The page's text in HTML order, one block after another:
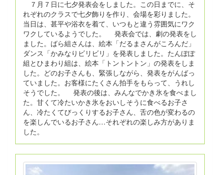
７月７日に七夕発表会をしました。この日までに、そ
れぞれのクラスで七夕飾りを作り、会場を彩りました。
当日は、甚平や浴衣を着て、いつもと違う雰囲気にワク
ワクしているようでした。 発表会では、劇の発表をし
ました。ばら組さんは、絵本「だるまさんがころんだ」
ダンス「かみなりビリビリ」を発表しました。たんぽぽ
組とひまわり組は、絵本「トントントン」の発表をしま
した。どのお子さんも、緊張しながら、発表をがんばっ
ていました。お客様にたくさん拍手をもらって、うれし
そうでした。 発表の後は、みんなでかき氷を食べまし
た。甘くて冷たいかき氷をおいしそうに食べるお子さ
ん、冷たくてびっくりするお子さん、舌の色が変わるの
を楽しんでいるお子さん…それぞれの楽しみ方がありま
した。